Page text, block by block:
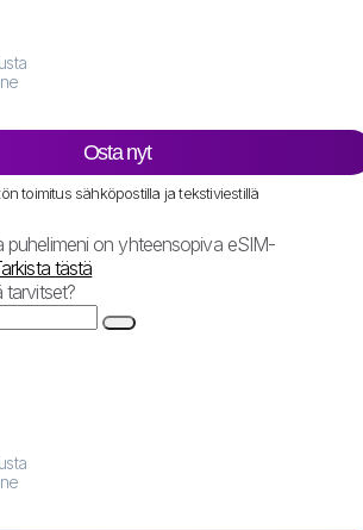
Osta nyt
toimitus sähköpostilla ja tekstiviestillä
puhelimeni on yhteensopiva eSIM-
tästä
tarvitset?